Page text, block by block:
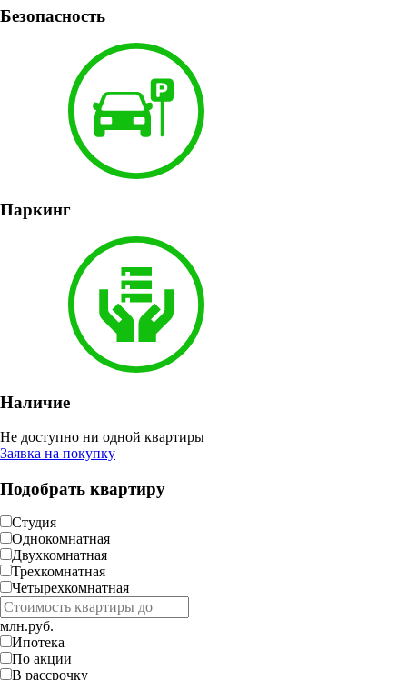
Безопасность
Паркинг
Наличие
Не доступно ни одной квартиры
Заявка на покупку
Подобрать квартиру
Студия
Однокомнатная
Двухкомнатная
Трехкомнатная
Четырехкомнатная
млн.руб.
Ипотека
По акции
В рассрочку